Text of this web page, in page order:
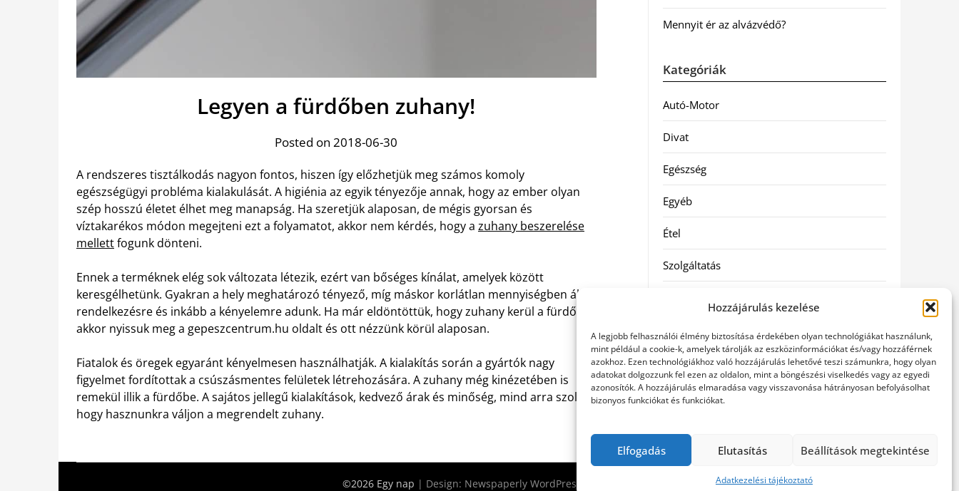
Hozzájárulás kezelése
A legjobb felhasználói élmény biztosítása érdekében olyan technológiákat használunk,
mint például a cookie-k, amelyek tárolják az eszközinformációkat és/vagy hozzáférnek
azokhoz. Ezen technológiákhoz való hozzájárulás lehetővé teszi számunkra, hogy olyan
adatokat dolgozzunk fel ezen az oldalon, mint a böngészési viselkedés vagy az egyedi
azonosítók. A hozzájárulás elmaradása vagy visszavonása hátrányosan befolyásolhat
bizonyos funkciókat és funkciókat.
Elfogadás Elutasítás Beállítások megtekintése
Adatkezelési tájékoztató
Legyen a fürdőben zuhany!
Posted on 2018-06-30
A rendszeres tisztálkodás nagyon fontos, hiszen így előzhetjük meg számos komoly
egészségügyi probléma kialakulását. A higiénia az egyik tényezője annak, hogy az ember olyan
szép hosszú életet élhet meg manapság. Ha szeretjük alaposan, de mégis gyorsan és
víztakarékos módon megejteni ezt a folyamatot, akkor nem kérdés, hogy a zuhany beszerelése
mellettfogunk dönteni.
Ennek a terméknek elég sok változata létezik, ezért van bőséges kínálat, amelyek között
keresgélhetünk. Gyakran a hely meghatározó tényező, míg máskor korlátlan mennyiségben áll
rendelkezésre és inkább a kényelemre adunk. Ha már eldöntöttük, hogy zuhany kerül a fürdőbe,
akkor nyissuk meg a gepeszcentrum.hu oldalt és ott nézzünk körül alaposan.
Fiatalok és öregek egyaránt kényelmesen használhatják. A kialakítás során a gyártók nagy
figyelmet fordítottak a csúszásmentes felületek létrehozására. A zuhany még kinézetében is
remekül illik a fürdőbe. A sajátos jellegű kialakítások, kedvező árak és minőség, mind arra szolgál,
hogy hasznunkra váljon a megrendelt zuhany.
Mennyit ér az alvázvédő?
Kategóriák
Autó-Motor
Divat
Egészség
Egyéb
Étel
Szolgáltatás
Webáruház
©2026 Egy nap | Design: Newspaperly WordPress Theme